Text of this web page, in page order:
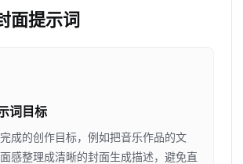
面提示词
词目标
成的创作目标，例如把音乐作品的文
感整理成清晰的封面生成描述，避免直